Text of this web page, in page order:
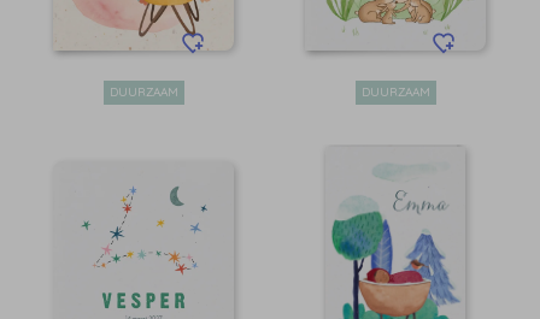
DUURZAAM DUURZAAM